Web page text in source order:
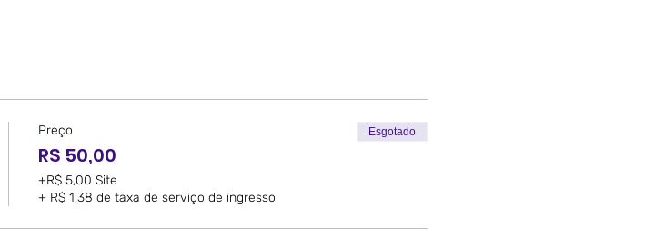
Preço
R$ 50,00
+R$ 5,00 Site
+ R$ 1,38 de taxa de serviço de ingresso
Esgotado